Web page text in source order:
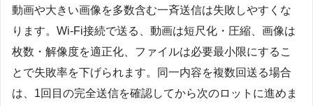
動画や大きい画像を多数含む一斉送信は失敗しやすくな
ります。Wi-Fi接続で送る、動画は短尺化・圧縮、画像は
枚数・解像度を適正化、ファイルは必要最小限にするこ
とで失敗率を下げられます。同一内容を複数回送る場合
は、1回目の完全送信を確認してから次のロットに進めま